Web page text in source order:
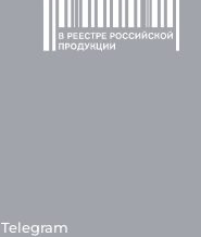
Telegram